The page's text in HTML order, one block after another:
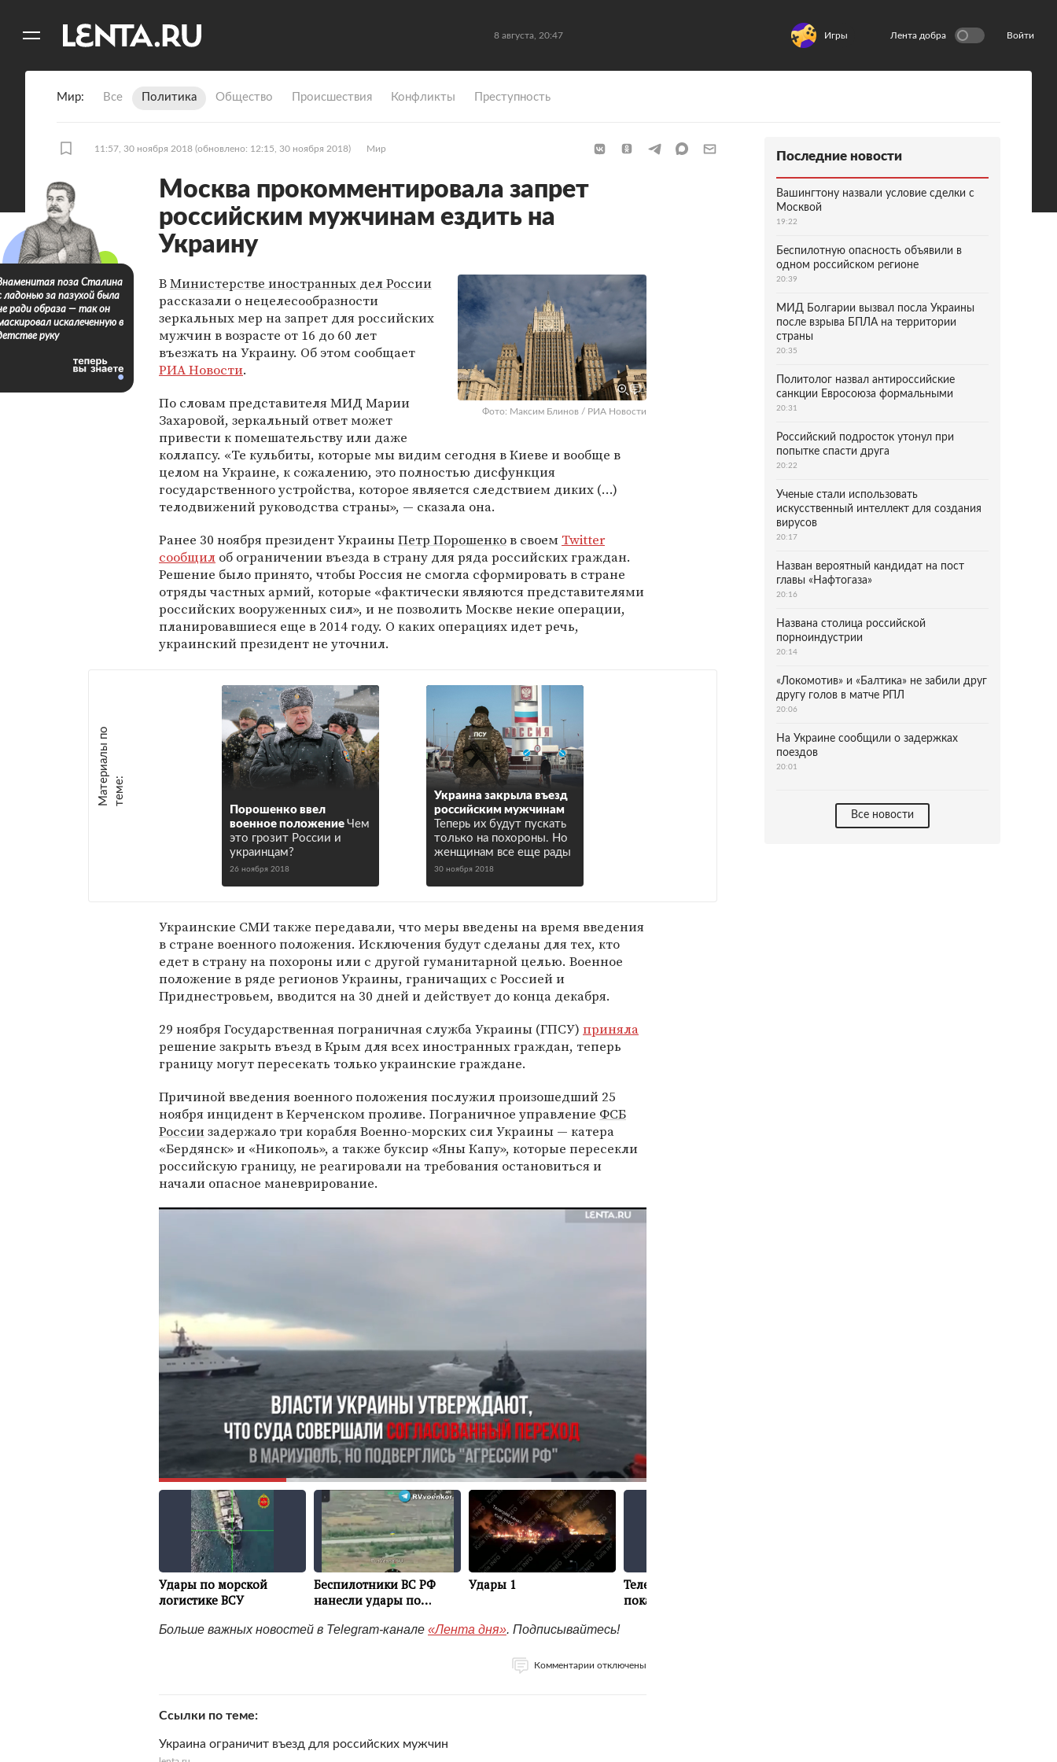
8 августа, 20:47 Игры Лента добра Войти
Мир Все Политика Общество Происшествия Конфликты Преступность
11:57, 30 ноября 2018 (обновлено: 12:15, 30 ноября 2018) Мир
Москва прокомментировала запрет
российским мужчинам ездить на
Украину
Фото: Максим Блинов / РИА Новости
ВМинистерстве иностранных дел России
рассказали о нецелесообразности
зеркальных мер на запрет для российских
мужчин в возрасте от 16 до 60 лет
въезжать на Украину. Об этом сообщает
РИА Новости.
По словам представителя МИД Марии
Захаровой, зеркальный ответ может
привести к помешательству или даже
коллапсу. «Те кульбиты, которые мы видим сегодня в Киеве и вообще в
целом на Украине, к сожалению, это полностью дисфункция
государственного устройства, которое является следствием диких (...)
телодвижений руководства страны», — сказала она.
Ранее 30 ноября президент УкраиныПетр Порошенков своем Twitter
сообщил об ограничении въезда в страну для ряда российских граждан.
Решение было принято, чтобы Россия не смогла сформировать в стране
отряды частных армий, которые «фактически являются представителями
российских вооруженных сил», и не позволить Москве некие операции,
планировавшиеся еще в 2014 году. О каких операциях идет речь,
украинский президент не уточнил.
М
а
т е
р
и
а
л
ы
п
о
т
е
м
е :
Порошенко ввел
военное положение Чем
это грозит России и
украинцам?
26 ноября 2018
Украина закрыла въезд
российским мужчинам
Теперь их будут пускать
только на похороны. Но
женщинам все еще рады
30 ноября 2018
Украинские СМИ также передавали, что меры введены на время введения
в стране военного положения. Исключения будут сделаны для тех, кто
едет в страну на похороны или с другой гуманитарной целью. Военное
положение в ряде регионов Украины, граничащих с Россией и
Приднестровьем, вводится на 30 дней и действует до конца декабря.
29 ноября Государственная пограничная служба Украины (ГПСУ) приняла
решение закрыть въезд в Крым для всех иностранных граждан, теперь
границу могут пересекать только украинские граждане.
Причиной введения военного положения послужил произошедший 25
ноября инцидент в Керченском проливе. Пограничное управление ФСБ
Россиизадержало три корабля Военно-морских сил Украины — катера
«Бердянск» и «Никополь», а также буксир «Яны Капу», которые пересекли
российскую границу, не реагировали на требования остановиться и
начали опасное маневрирование.
Больше важных новостей в Telegram-канале «Лента дня». Подписывайтесь!
Комментарии отключены
Ссылки по теме
Украина ограничит въезд для российских мужчин
поза Сталина
ладонью за пазухой была
ради образа — так он
искалеченную в
руку
Последние новости
Вашингтону назвали условие сделки с
Москвой
19:22
Беспилотную опасность объявили в
одном российском регионе
20:39
МИД Болгарии вызвал посла Украины
после взрыва БПЛА на территории
страны
20:35
Политолог назвал антироссийские
санкции Евросоюза формальными
20:31
Российский подросток утонул при
попытке спасти друга
20:22
Ученые стали использовать
искусственный интеллект для создания
вирусов
20:17
Назван вероятный кандидат на пост
главы «Нафтогаза»
20:16
Названа столица российской
порноиндустрии
20:14
«Локомотив» и «Балтика» не забили друг
другу голов в матче РПЛ
20:06
На Украине сообщили о задержках
поездов
20:01
Все новости